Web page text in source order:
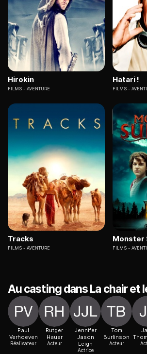
Hirokin
FILMS AVENTURE
Hatari !
FILMS
Tracks
FILMS AVENTURE
Monster
FILMS
Au casting dans La chair et
Paul
Verhoeven
Réalisateur
Rutger
Hauer
Acteur
Jennifer
Jason
Leigh
Actrice
Tom
Burlinson
Acteur